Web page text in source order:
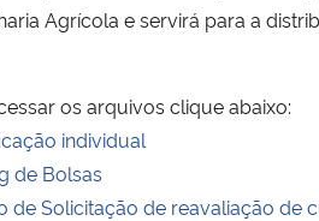
Agrícola e servirá para a
os arquivos clique abaixo:
individual
de Bolsas
de Solicitação de reavaliação de